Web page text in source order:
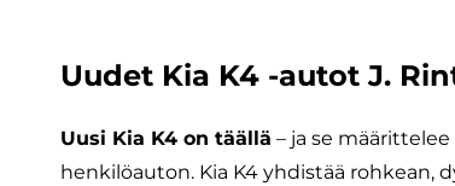
Uudet Kia K4 -autot J.
Uusi Kia K4 on täällä – ja se
henkilöauton. Kia K4 yhdistää rohkean,